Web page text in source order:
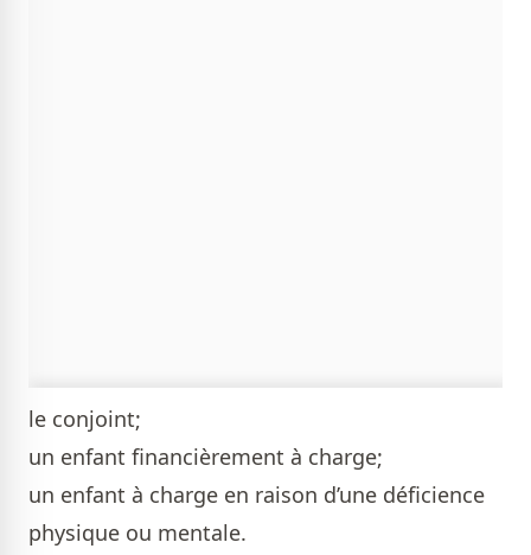
le conjoint;
un enfant financièrement à charge;
un enfant à charge en raison d’une déficience
physique ou mentale.